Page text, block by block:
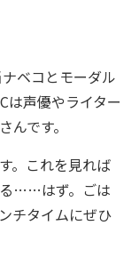
ベコとモーダル
は声優やライター
です。
。これを見れば
る……はず。ごは
チタイムにぜひ